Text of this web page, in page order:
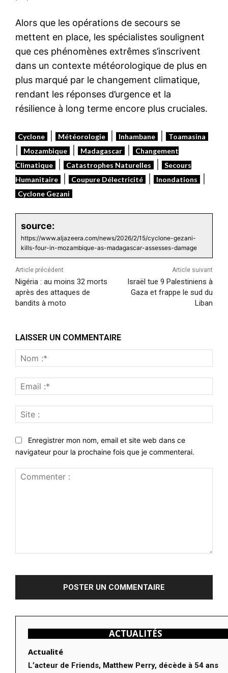
Alors que les opérations de secours se
mettent en place, les spécialistes soulignent
que ces phénomènes extrêmes s’inscrivent
dans un contexte météorologique de plus en
plus marqué par le changement climatique,
rendant les réponses d’urgence et la
résilience à long terme encore plus cruciales.
Cyclone Météorologie Inhambane Toamasina
Mozambique Madagascar
Changement
Climatique
Catastrophes Naturelles
Secours
Humanitaire
Coupure Délectricité Inondations
Cyclone Gezani
source:
https://www.aljazeera.com/news/2026/2/15/cyclone-gezani-
kills-four-in-mozambique-as-madagascar-assesses-damage
Article précédent
Nigéria : au moins 32 morts
après des attaques de
bandits à moto
Article suivant
Israël tue 9 Palestiniens à
Gaza et frappe le sud du
Liban
LAISSER UN COMMENTAIRE
:*
:*
:
Enregistrer mon nom, email et site web dans ce
navigateur pour la prochaine fois que je commenterai.
ACTUALITÉS
Actualité
L’acteur de Friends, Matthew Perry, décède à 54 ans